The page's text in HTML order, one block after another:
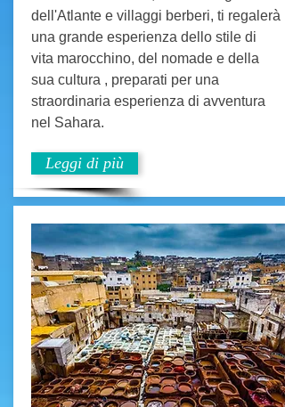
dell'Atlante e villaggi berberi, ti regalerà
una grande esperienza dello stile di
vita marocchino, del nomade e della
sua cultura , preparati per una
straordinaria esperienza di avventura
nel Sahara.
Leggi di più